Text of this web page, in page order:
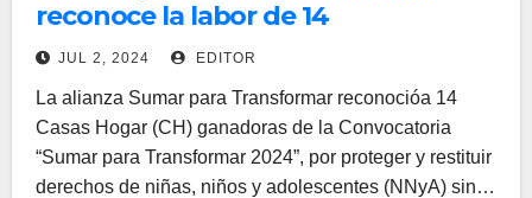
reconoce la labor de 14
organizaciones de la Sociedad Civil
JUL 2, 2024 EDITOR
La alianza Sumar para Transformar reconocióa 14
Casas Hogar (CH) ganadoras de la Convocatoria
“Sumar para Transformar 2024”, por proteger y restituir
derechos de niñas, niños y adolescentes (NNyA) sin…